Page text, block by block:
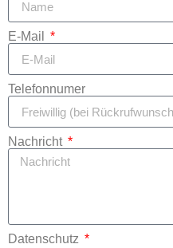
E-Mail
Telefonnumer
Nachricht
Datenschutz